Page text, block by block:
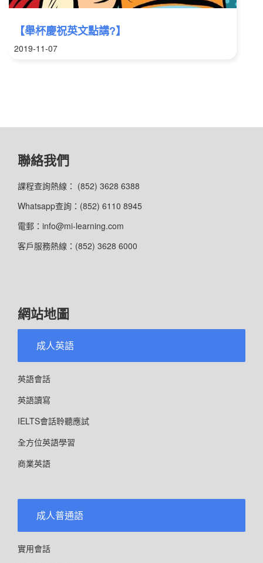
【舉杯慶祝英文點講?】
2019-11-07
聯絡我們
課程查詢熱線： (852) 3628 6388
Whatsapp查詢：(852) 6110 8945
電郵：info@mi-learning.com
客戶服務熱線：(852) 3628 6000
網站地圖
成人英語
英語會話
英語讀寫
IELTS會話聆聽應試
全方位英語學習
商業英語
成人普通語
實用會話